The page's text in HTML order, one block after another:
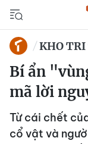
KHO
Bí ẩn
mã lời
Từ cái chết
cổ vật và